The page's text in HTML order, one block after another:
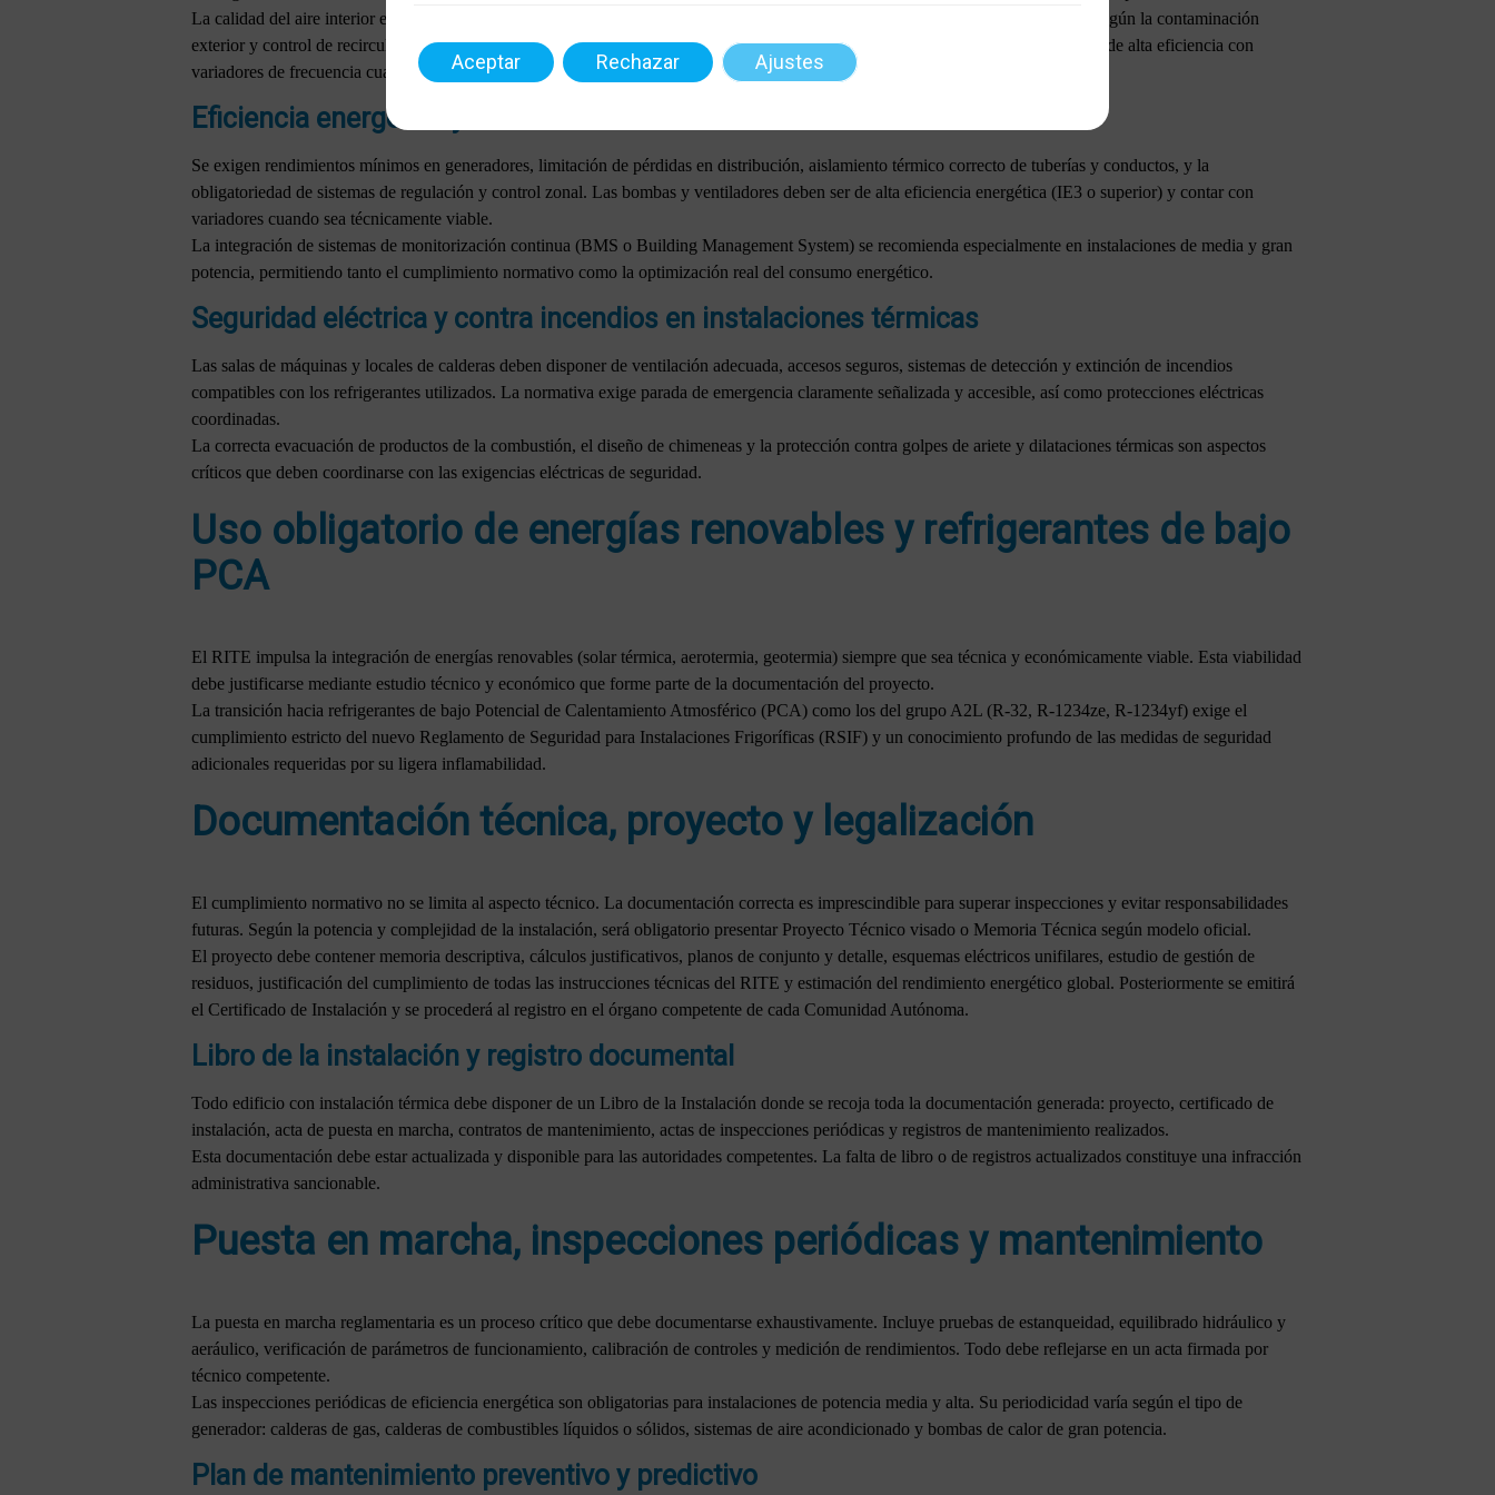
La calidad del aire interior exige caudales mínimos de ventilación por ocupante y por superficie, sistemas de filtración adecuados según la contaminación
exterior y control de recirculación. Desde el punto de vista eléctrico, esto implica la correcta alimentación y control de ventiladores de alta eficiencia con
variadores de frecuencia cuando la potencia lo requiera.
Eficiencia energética y sistemas de control
Se exigen rendimientos mínimos en generadores, limitación de pérdidas en distribución, aislamiento térmico correcto de tuberías y conductos, y la
obligatoriedad de sistemas de regulación y control zonal. Las bombas y ventiladores deben ser de alta eficiencia energética (IE3 o superior) y contar con
variadores cuando sea técnicamente viable.
La integración de sistemas de monitorización continua (BMS o Building Management System) se recomienda especialmente en instalaciones de media y gran
potencia, permitiendo tanto el cumplimiento normativo como la optimización real del consumo energético.
Seguridad eléctrica y contra incendios en instalaciones térmicas
Las salas de máquinas y locales de calderas deben disponer de ventilación adecuada, accesos seguros, sistemas de detección y extinción de incendios
compatibles con los refrigerantes utilizados. La normativa exige parada de emergencia claramente señalizada y accesible, así como protecciones eléctricas
coordinadas.
La correcta evacuación de productos de la combustión, el diseño de chimeneas y la protección contra golpes de ariete y dilataciones térmicas son aspectos
críticos que deben coordinarse con las exigencias eléctricas de seguridad.
Uso obligatorio de energías renovables y refrigerantes de bajo
PCA
El RITE impulsa la integración de energías renovables (solar térmica, aerotermia, geotermia) siempre que sea técnica y económicamente viable. Esta viabilidad
debe justificarse mediante estudio técnico y económico que forme parte de la documentación del proyecto.
La transición hacia refrigerantes de bajo Potencial de Calentamiento Atmosférico (PCA) como los del grupo A2L (R-32, R-1234ze, R-1234yf) exige el
cumplimiento estricto del nuevo Reglamento de Seguridad para Instalaciones Frigoríficas (RSIF) y un conocimiento profundo de las medidas de seguridad
adicionales requeridas por su ligera inflamabilidad.
Documentación técnica, proyecto y legalización
El cumplimiento normativo no se limita al aspecto técnico. La documentación correcta es imprescindible para superar inspecciones y evitar responsabilidades
futuras. Según la potencia y complejidad de la instalación, será obligatorio presentar Proyecto Técnico visado o Memoria Técnica según modelo oficial.
El proyecto debe contener memoria descriptiva, cálculos justificativos, planos de conjunto y detalle, esquemas eléctricos unifilares, estudio de gestión de
residuos, justificación del cumplimiento de todas las instrucciones técnicas del RITE y estimación del rendimiento energético global. Posteriormente se emitirá
el Certificado de Instalación y se procederá al registro en el órgano competente de cada Comunidad Autónoma.
Libro de la instalación y registro documental
Todo edificio con instalación térmica debe disponer de un Libro de la Instalación donde se recoja toda la documentación generada: proyecto, certificado de
instalación, acta de puesta en marcha, contratos de mantenimiento, actas de inspecciones periódicas y registros de mantenimiento realizados.
Esta documentación debe estar actualizada y disponible para las autoridades competentes. La falta de libro o de registros actualizados constituye una infracción
administrativa sancionable.
Puesta en marcha, inspecciones periódicas y mantenimiento
La puesta en marcha reglamentaria es un proceso crítico que debe documentarse exhaustivamente. Incluye pruebas de estanqueidad, equilibrado hidráulico y
aeráulico, verificación de parámetros de funcionamiento, calibración de controles y medición de rendimientos. Todo debe reflejarse en un acta firmada por
técnico competente.
Las inspecciones periódicas de eficiencia energética son obligatorias para instalaciones de potencia media y alta. Su periodicidad varía según el tipo de
generador: calderas de gas, calderas de combustibles líquidos o sólidos, sistemas de aire acondicionado y bombas de calor de gran potencia.
Plan de mantenimiento preventivo y predictivo
Aceptar Rechazar Ajustes